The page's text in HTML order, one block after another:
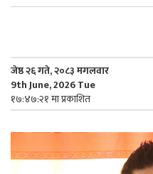
जेष्ठ २६ गते, २०८३ मगलवार
9th June, 2026 Tue
१७:४७:२१ मा प्रकाशित